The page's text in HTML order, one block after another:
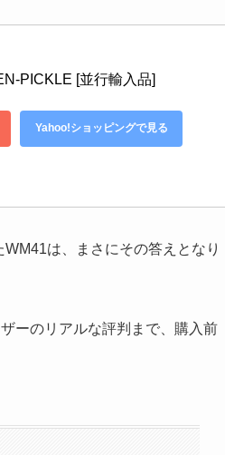
PICKLE [並行輸入品]
Yahoo!ショッピングで見る
は、まさにその答えとなり
ーのリアルな評判まで、購入前